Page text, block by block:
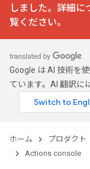
しました。詳細に
覧ください。
Google は AI 技術を
ています。AI 翻訳に
ホーム プロダクト
Actions console